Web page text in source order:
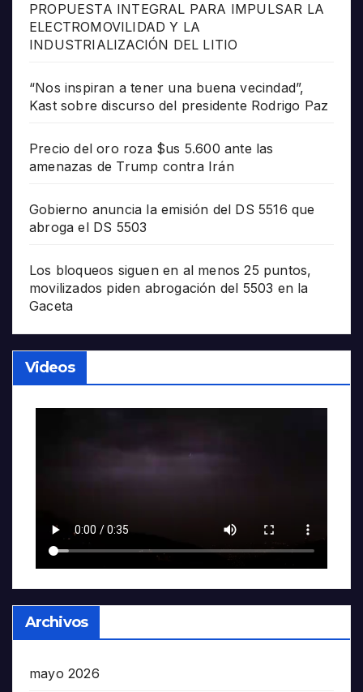
PROPUESTA INTEGRAL PARA IMPULSAR LA
ELECTROMOVILIDAD Y LA
INDUSTRIALIZACIÓN DEL LITIO
“Nos inspiran a tener una buena vecindad”,
Kast sobre discurso del presidente Rodrigo Paz
Precio del oro roza $us 5.600 ante las
amenazas de Trump contra Irán
Gobierno anuncia la emisión del DS 5516 que
abroga el DS 5503
Los bloqueos siguen en al menos 25 puntos,
movilizados piden abrogación del 5503 en la
Gaceta
Videos
Archivos
mayo 2026